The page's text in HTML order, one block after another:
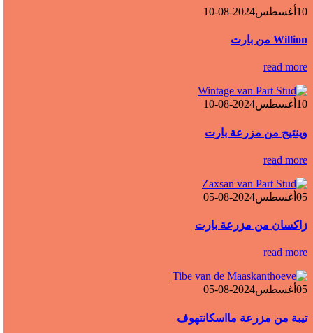
10 أغسطس2024-08-10
Willion من بارت
read more
10 أغسطس2024-08-10
وينتيج من مزرعة بارت
read more
05 أغسطس2024-08-05
زاکسان من مزرعة بارت
read more
05 أغسطس2024-08-05
تيبة من مزرعة مااسكانتهوف